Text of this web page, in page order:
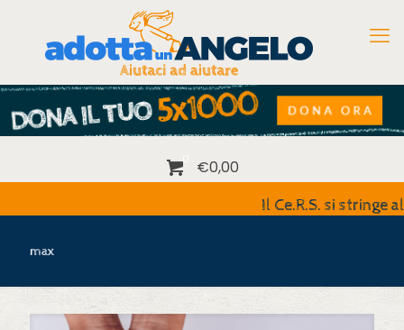
0 €0,00
Il Ce.R.S. si stringe al Dr.
max